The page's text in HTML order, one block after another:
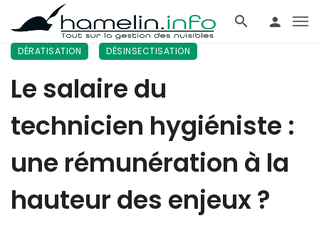
DÉRATISATION DÉSINSECTISATION
Le salaire du
technicien hygiéniste :
une rémunération à la
hauteur des enjeux ?